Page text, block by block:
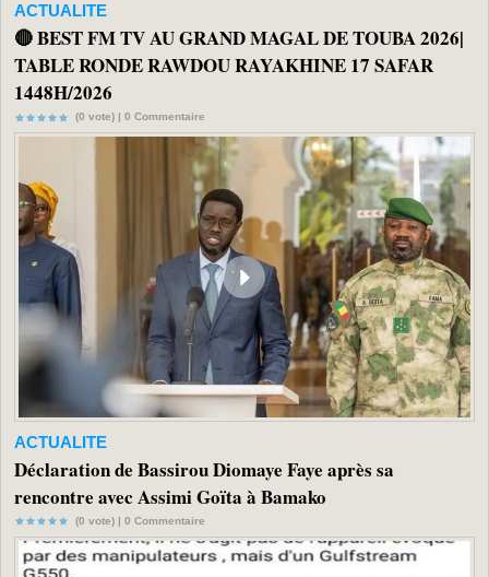
ACTUALITE
🔴 BEST FM TV AU GRAND MAGAL DE TOUBA 2026|
TABLE RONDE RAWDOU RAYAKHINE 17 SAFAR
1448H/2026
(0 vote) | 0 Commentaire
ACTUALITE
Déclaration de Bassirou Diomaye Faye après sa
rencontre avec Assimi Goïta à Bamako
(0 vote) | 0 Commentaire